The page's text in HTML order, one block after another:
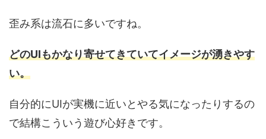
歪み系は流石に多いですね。
どのUIもかなり寄せてきていてイメージが湧きやす
い。
自分的にUIが実機に近いとやる気になったりするの
で結構こういう遊び心好きです。